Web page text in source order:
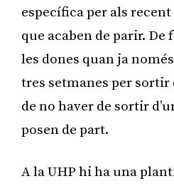
específica per als
que acaben de parir. De
les dones quan ja
tres setmanes per sortir
de no haver de sortir
posen de part.
A la UHP hi ha una